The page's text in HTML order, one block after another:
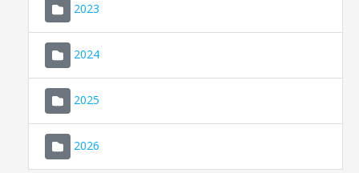
2023
2024
2025
2026